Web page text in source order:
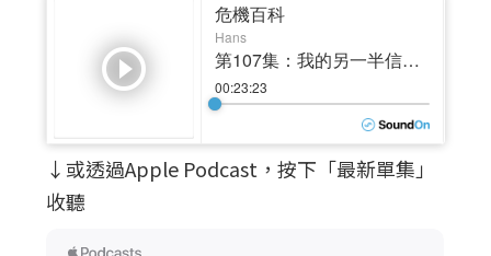
↓或透過Apple Podcast，按下「最新單集」
收聽